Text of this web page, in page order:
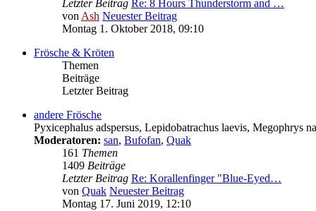
Letzter Beitrag Re: 8 Hours Thunderstorm and …
vonAsh Neuester Beitrag
Montag 1. Oktober 2018, 09:10
Frösche & Kröten
Themen
Beiträge
Letzter Beitrag
andere Frösche
Pyxicephalus adspersus, Lepidobatrachus laevis, Megophrys
Moderatoren: san, Bufofan, Quak
161 Themen
1409 Beiträge
Letzter Beitrag Re: Korallenfinger "Blue-Eyed…
von Quak Neuester Beitrag
Montag 17. Juni 2019, 12:10